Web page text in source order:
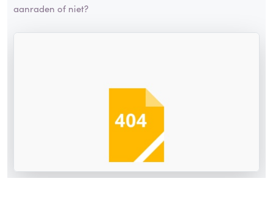
aanraden of niet?